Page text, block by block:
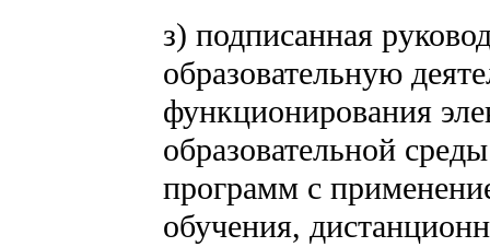
з) подписанная
образовательную
функционирования
образовательной
программ с
обучения,